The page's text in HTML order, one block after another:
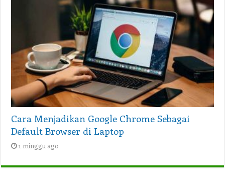
Cara Menjadikan Google Chrome Sebagai
Default Browser di Laptop
1 minggu ago